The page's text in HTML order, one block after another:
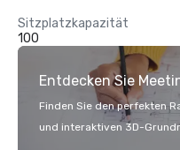
Sitzplatzkapazität
100
Entdecken Sie
Finden Sie den perfekten
und interaktiven 3D-